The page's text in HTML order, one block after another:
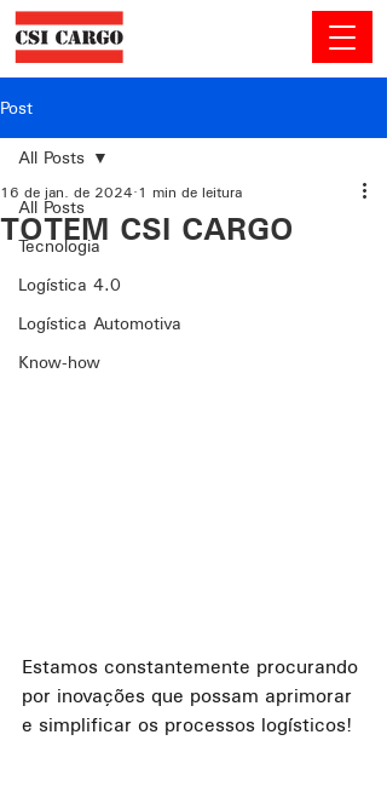
Post
All Posts
Tecnologia
Logística 4.0
Logística Automotiva
Know-how
All Posts
TOTEM CSI CARGO
16 de jan. de 2024 1 min de leitura
Estamos constantemente procurando
por inovações que possam aprimorar
e simplificar os processos logísticos!